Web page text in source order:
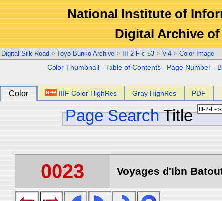
National Institute of
Digital Archive
Digital Silk Road > Toyo Bunko Archive > III-2-F-c-53 > V-4 > Color Image
Color Thumbnail -Table of Contents - Page Number -
Color IIIF Color HighRes Gray HighRes PDF
Page Search Title
0023 Voyages d'Ibn